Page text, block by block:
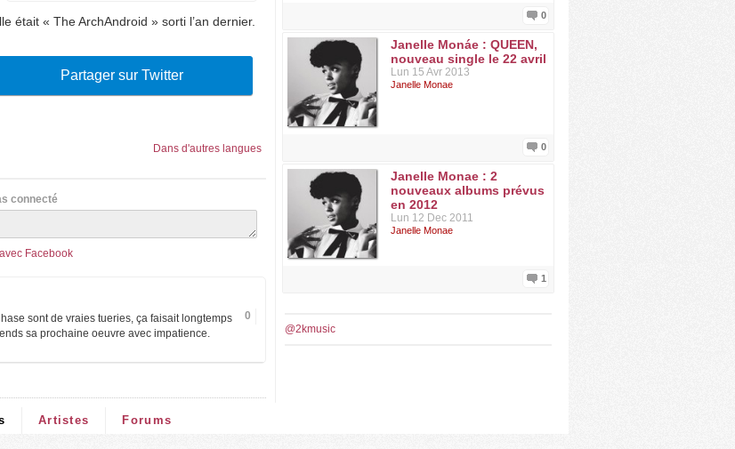
était « The ArchAndroid » sorti l’an dernier.
Partager sur Twitter
Dans d'autres langues
connecté
Facebook
0
sont de vraies tueries, ça faisait longtemps
sa prochaine oeuvre avec impatience.
0
Janelle Monáe : QUEEN,
nouveau single le 22 avril
Lun 15 Avr 2013
Janelle Monae
0
Janelle Monae : 2
nouveaux albums prévus
en 2012
Lun 12 Dec 2011
Janelle Monae
1
@2kmusic
Artistes Forums